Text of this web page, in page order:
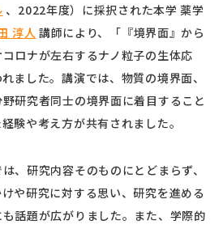
、2022年度）に採択された本学 薬学
淳人講師により、「『境界面』から
ロナが左右するナノ粒子の生体応
ました。講演では、物質の境界面、
研究者同士の境界面に着目すること
験や考え方が共有されました。
、研究内容そのものにとどまらず、
や研究に対する思い、研究を進める
話題が広がりました。また、学際的